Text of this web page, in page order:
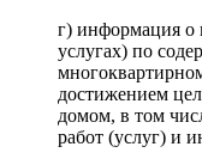
г) информация о
услугах) по
достижением
домом, в том
работ (услуг) и